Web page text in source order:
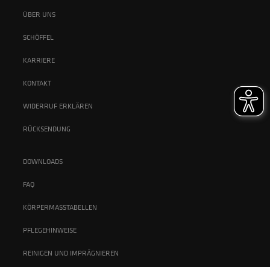
ÜBER UNS
SCHÖFFEL
KARRIERE
KONTAKT
WIDERRUF ERKLÄREN
RÜCKSENDUNG
DOWNLOADS
FAQ
KÖRPERMASSTABELLEN
PFLEGEHINWEISE
REINIGEN UND IMPRÄGNIEREN